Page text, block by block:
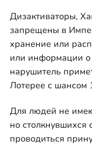
Дизактиваторы,
запрещены в
хранение или
или информации
нарушитель
Лотерее с шансом
Для людей не
но столкнувшихся
проводиться